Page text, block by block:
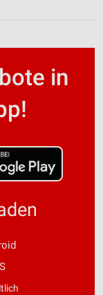
in